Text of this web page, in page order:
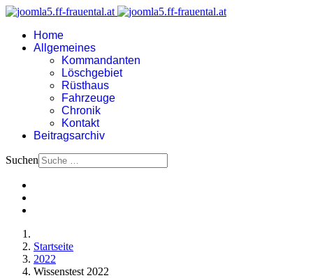
Home
Allgemeines
Kommandanten
Löschgebiet
Rüsthaus
Fahrzeuge
Chronik
Kontakt
Beitragsarchiv
Suchen
Startseite
2022
Wissenstest 2022